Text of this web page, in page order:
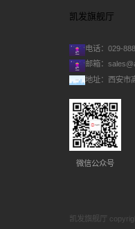
凯发旗舰厅
电话：029-
邮箱：
地址：西安市
微信公众号
凯发旗舰厅